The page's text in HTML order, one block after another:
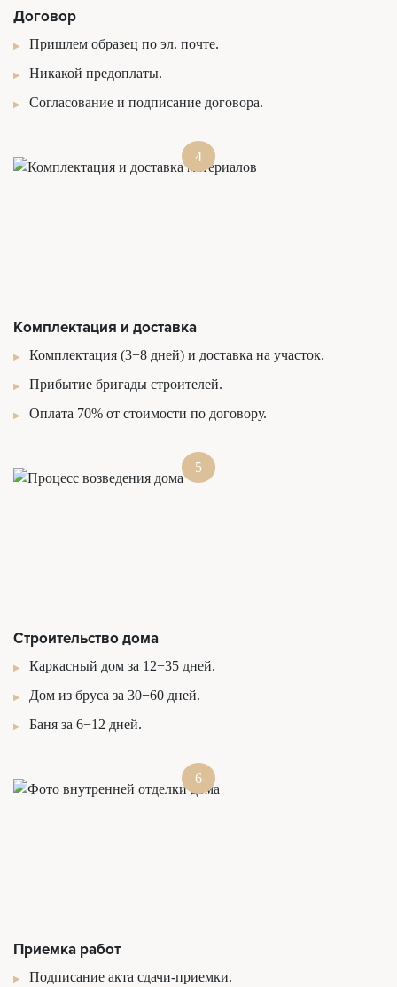
Договор
Пришлем образец по эл. почте.
Никакой предоплаты.
Согласование и подписание договора.
4
Комплектация и доставка
Комплектация (3−8 дней) и доставка на участок.
Прибытие бригады строителей.
Оплата 70% от стоимости по договору.
5
Строительство дома
Каркасный дом за 12−35 дней.
Дом из бруса за 30−60 дней.
Баня за 6−12 дней.
6
Приемка работ
Подписание акта сдачи-приемки.